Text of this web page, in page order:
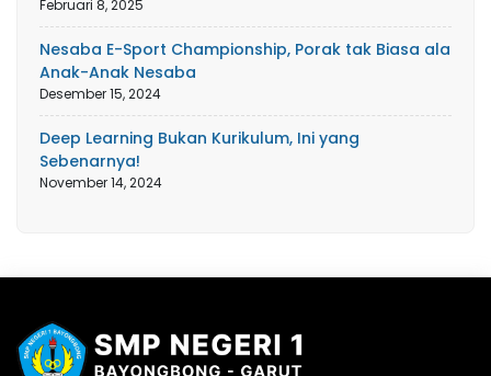
Februari 8, 2025
Nesaba E-Sport Championship, Porak tak Biasa ala
Anak-Anak Nesaba
Desember 15, 2024
Deep Learning Bukan Kurikulum, Ini yang
Sebenarnya!
November 14, 2024